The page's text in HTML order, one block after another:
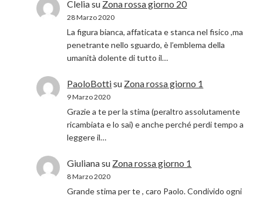
Cleliasu Zona rossa giorno 20
28 Marzo 2020
La figura bianca, affaticata e stanca nel fisico ,ma
penetrante nello sguardo, è l’emblema della
umanità dolente di tutto il…
PaoloBottisu Zona rossa giorno 1
9 Marzo 2020
Grazie a te per la stima (peraltro assolutamente
ricambiata e lo sai) e anche perché perdi tempo a
leggere il…
Giulianasu Zona rossa giorno 1
8 Marzo 2020
Grande stima per te , caro Paolo. Condivido ogni